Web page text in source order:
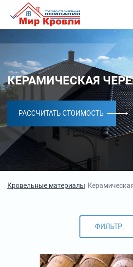
КЕРАМИЧЕСКАЯ
РАССЧИТАТЬ СТОИМОСТЬ
Кровельные материалы
ФИЛЬТР: